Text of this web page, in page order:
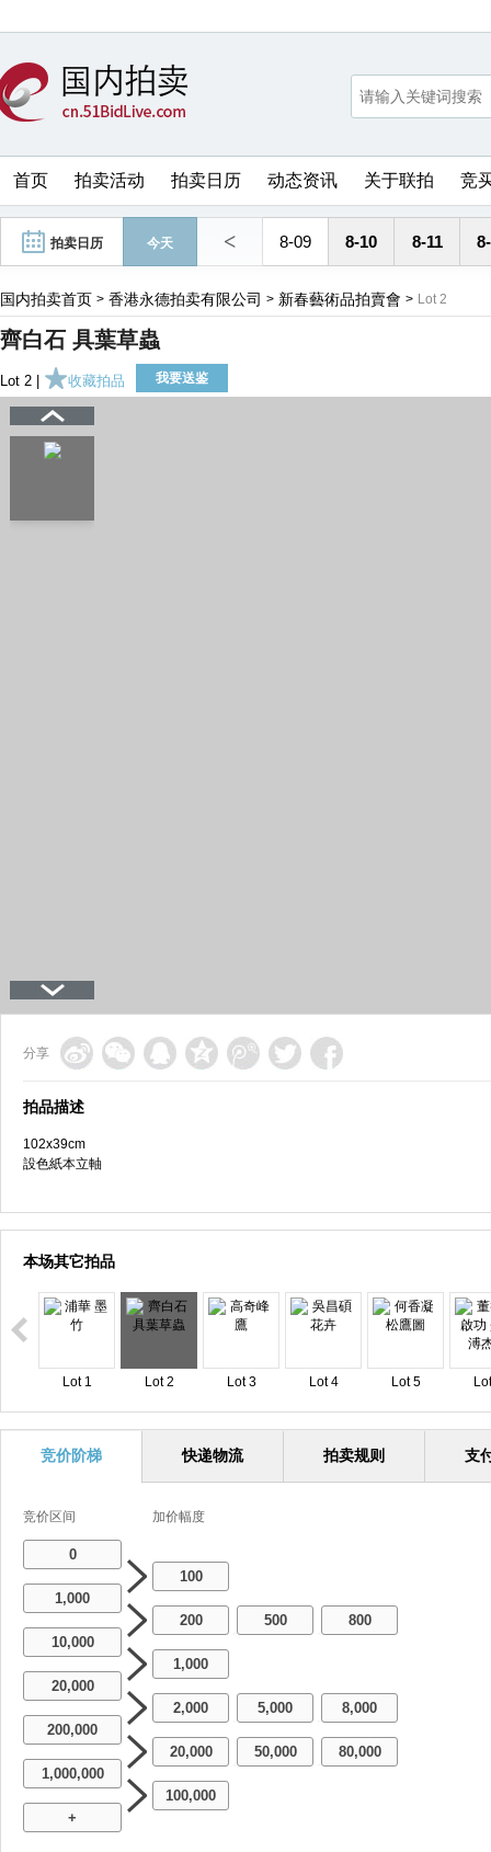
首页 拍卖活动 拍卖日历 动态资讯 关于联拍 竞
拍卖日历 今天 < 8-09 8-10 8-11
国内拍卖首页 > 香港永德拍卖有限公司 > 新春藝術品拍賣會 > Lot 2
齊白石 具葉草蟲
Lot 2 | 收藏拍品 我要送鉴
分享
拍品描述
102x39cm
設色紙本立軸
本场其它拍品
Lot 1 Lot 2 Lot 3 Lot 4 Lot 5
竞价阶梯 快递物流 拍卖规则 支
竞价区间 加价幅度
0
100
1,000
200
500
800
10,000
1,000
20,000
2,000
5,000
8,000
200,000
20,000
50,000
80,000
1,000,000
100,000
+